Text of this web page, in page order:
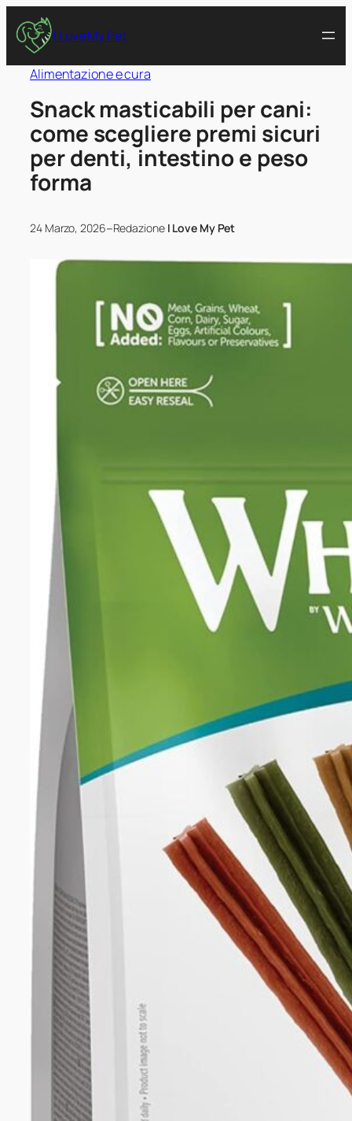
I Love My Pet
Alimentazione e cura
Snack masticabili per cani:
come scegliere premi sicuri
per denti, intestino e peso
forma
24 Marzo, 2026–Redazione I Love My Pet